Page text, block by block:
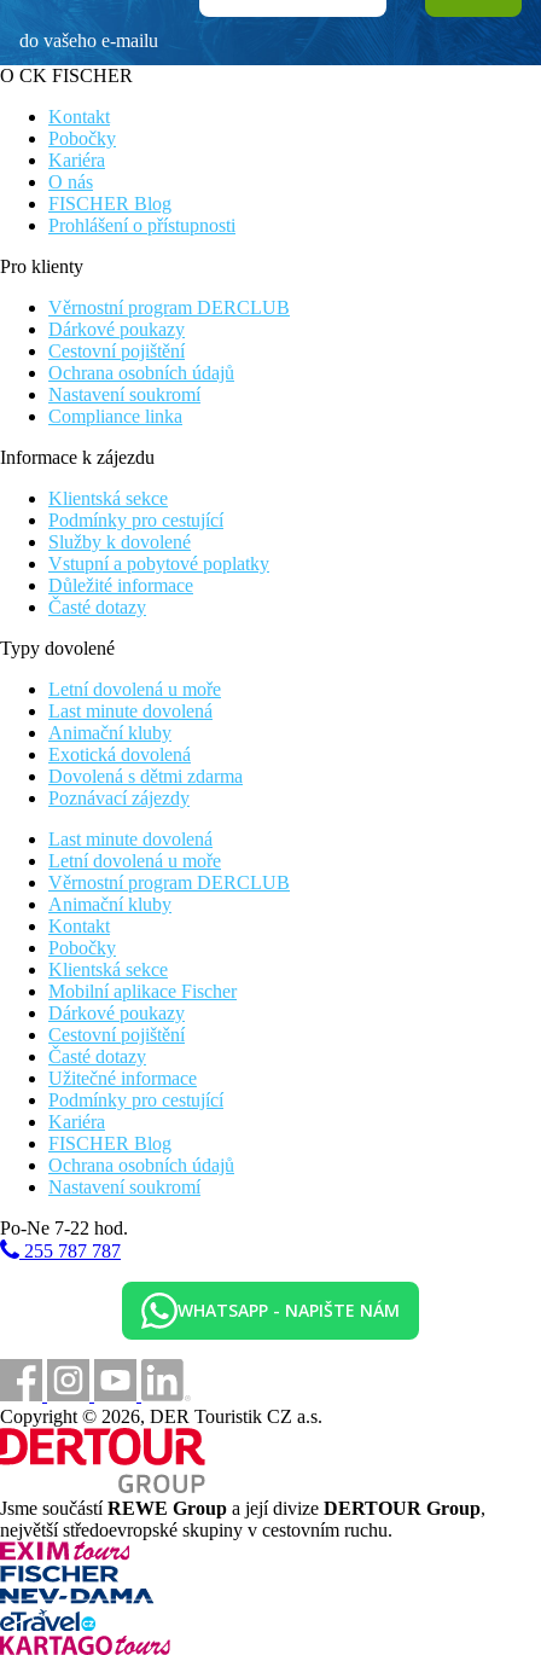
do vašeho e-mailu
O CK FISCHER
Kontakt
Pobočky
Kariéra
O nás
FISCHER Blog
Prohlášení o přístupnosti
Pro klienty
Věrnostní program DERCLUB
Dárkové poukazy
Cestovní pojištění
Ochrana osobních údajů
Nastavení soukromí
Compliance linka
Informace k zájezdu
Klientská sekce
Podmínky pro cestující
Služby k dovolené
Vstupní a pobytové poplatky
Důležité informace
Časté dotazy
Typy dovolené
Letní dovolená u moře
Last minute dovolená
Animační kluby
Exotická dovolená
Dovolená s dětmi zdarma
Poznávací zájezdy
Last minute dovolená
Letní dovolená u moře
Věrnostní program DERCLUB
Animační kluby
Kontakt
Pobočky
Klientská sekce
Mobilní aplikace Fischer
Dárkové poukazy
Cestovní pojištění
Časté dotazy
Užitečné informace
Podmínky pro cestující
Kariéra
FISCHER Blog
Ochrana osobních údajů
Nastavení soukromí
Po-Ne 7-22 hod.
255 787 787
WHATSAPP - NAPIŠTE NÁM
Copyright © 2026, DER Touristik CZ a.s.
Jsme součástíREWE Group a její divize DERTOUR Group,
největší středoevropské skupiny v cestovním ruchu.